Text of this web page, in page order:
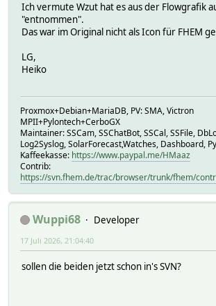
Ich vermute Wzut hat es aus der Flowgrafik
"entnommen".
Das war im Original nicht als Icon für FHEM
LG,
Heiko
Proxmox+Debian+MariaDB, PV: SMA, Victron
MPII+Pylontech+CerboGX
Maintainer: SSCam, SSChatBot, SSCal, SSFile,
Log2Syslog, SolarForecast,Watches, Dashboard,
Kaffeekasse: https://www.paypal.me/HMaaz
Contrib:
https://svn.fhem.de/trac/browser/trunk/fhem/
Wuppi68
Developer
17 Juli 2026, 21:04:40
sollen die beiden jetzt schon in's SVN?